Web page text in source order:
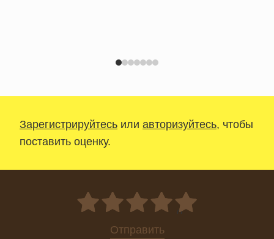
Зарегистрируйтесь или авторизуйтесь, чтобы
поставить оценку.
0
Отправить